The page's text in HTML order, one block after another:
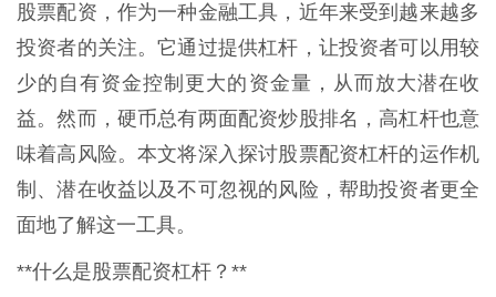
股票配资，作为一种金融工具，近年来受到越来越多
投资者的关注。它通过提供杠杆，让投资者可以用较
少的自有资金控制更大的资金量，从而放大潜在收
益。然而，硬币总有两面配资炒股排名，高杠杆也意
味着高风险。本文将深入探讨股票配资杠杆的运作机
制、潜在收益以及不可忽视的风险，帮助投资者更全
面地了解这一工具。
**什么是股票配资杠杆？**